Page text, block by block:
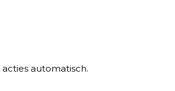
automatisch.